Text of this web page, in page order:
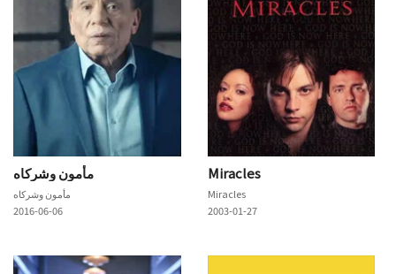
مأمون وشركاه
مأمون وشركاه
2016-06-06
Miracles
Miracles
2003-01-27